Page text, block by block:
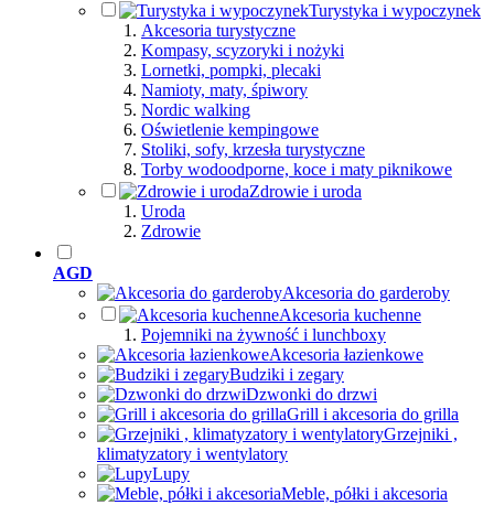
Turystyka i wypoczynek
Akcesoria turystyczne
Kompasy, scyzoryki i nożyki
Lornetki, pompki, plecaki
Namioty, maty, śpiwory
Nordic walking
Oświetlenie kempingowe
Stoliki, sofy, krzesła turystyczne
Torby wodoodporne, koce i maty piknikowe
Zdrowie i uroda
Uroda
Zdrowie
AGD
Akcesoria do garderoby
Akcesoria kuchenne
Pojemniki na żywność i lunchboxy
Akcesoria łazienkowe
Budziki i zegary
Dzwonki do drzwi
Grill i akcesoria do grilla
Grzejniki ,
klimatyzatory i wentylatory
Lupy
Meble, półki i akcesoria